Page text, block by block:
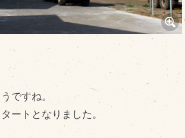
ですね。
ートとなりました。
黒にんにく
豊西ソース
ギフト
Facebook
Twitter